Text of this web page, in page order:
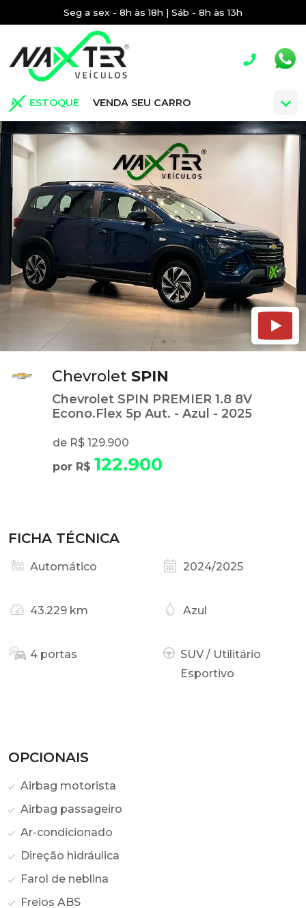
Seg a sex - 8h às 18h | Sáb - 8h às 13h
ESTOQUE VENDA SEU CARRO
Chevrolet SPIN
Chevrolet SPIN PREMIER 1.8 8V
Econo.Flex 5p Aut. - Azul - 2025
de R$ 129.900
por R$ 122.900
FICHA TÉCNICA
Automático 2024/2025
43.229 km Azul
4 portas
SUV / Utilitário
Esportivo
OPCIONAIS
Airbag motorista
Airbag passageiro
Ar-condicionado
Direção hidráulica
Farol de neblina
Freios ABS